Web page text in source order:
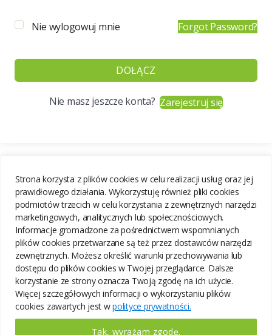
Strona korzysta z plików cookies w celu realizacji usług oraz jej
prawidłowego działania. Wykorzystuję również pliki cookies
podmiotów trzecich w celu korzystania z zewnętrznych narzędzi
marketingowych, analitycznych lub społecznościowych.
Informacje gromadzone za pośrednictwem wspomnianych
plików cookies przetwarzane są też przez dostawców narzędzi
zewnętrznych. Możesz określić warunki przechowywania lub
dostępu do plików cookies w Twojej przeglądarce. Dalsze
korzystanie ze strony oznacza Twoją zgodę na ich użycie.
Więcej szczegółowych informacji o wykorzystaniu plików
cookies zawartych jest wpolityce prywatności.
Tak, wyrażam zgodę.
Nie wylogowuj mnie Forgot Password?
DOŁĄCZ
Nie masz jeszcze konta?Zarejestruj się